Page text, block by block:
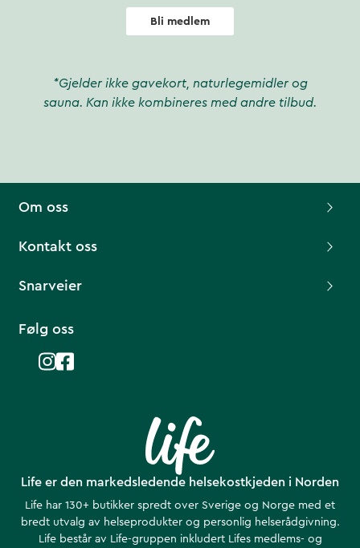
Bli medlem
*Gjelder ikke gavekort, naturlegemidler og
sauna. Kan ikke kombineres med andre tilbud.
Life er den markedsledende helsekostkjeden i Norden
Life har 130+ butikker spredt over Sverige og Norge med et
bredt utvalg av helseprodukter og personlig helserådgivning.
Life består av Life-gruppen inkludert Lifes medlems- og
Om oss
Kontakt oss
Snarveier
Følg oss